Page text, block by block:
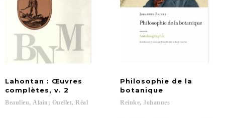
Lahontan : Œuvres
complètes, v. 2
Beaulieu, Alain; Ouellet, Réal
Philosophie de la
botanique
Reinke, Johannes